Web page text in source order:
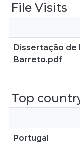
File Visits
Dissertação de
Barreto.pdf
Top
Portugal